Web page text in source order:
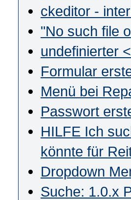
ckeditor -
"No such file
undefinierter
Formular
Menü bei
Passwort
HILFE Ich
könnte für
Dropdown
Suche: 1.0.x